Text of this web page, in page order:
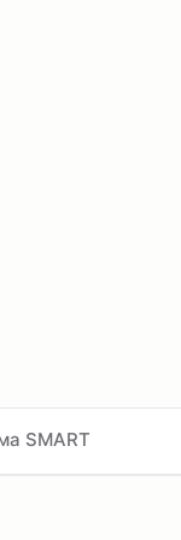
SMART